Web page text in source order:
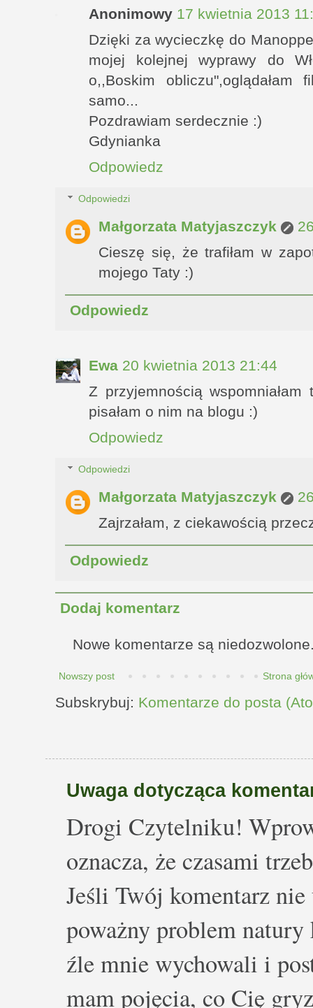
Anonimowy 17 kwietnia 2013
Dzięki za wycieczkę do
mojej kolejnej wyprawy do
o,,Boskim
samo...
Pozdrawiam serdecznie :)
Gdynianka
Odpowiedz
Odpowiedzi
Małgorzata Matyjaszczyk
Cieszę się, że trafiłam w
mojego Taty :)
Odpowiedz
Ewa 20 kwietnia 2013 21:44
Z przyjemnością
pisałam o nim na blogu :)
Odpowiedz
Odpowiedzi
Małgorzata Matyjaszczyk
Zajrzałam, z ciekawością
Odpowiedz
Dodaj komentarz
Nowe komentarze są
Nowszy post Strona
Subskrybuj: Komentarze do posta
Uwaga dotycząca
Drogi Czytelniku!
oznacza, że czasami
Jeśli Twój komentarz nie
poważny problem
źle mnie wychowali i
mam pojęcia, co Cię